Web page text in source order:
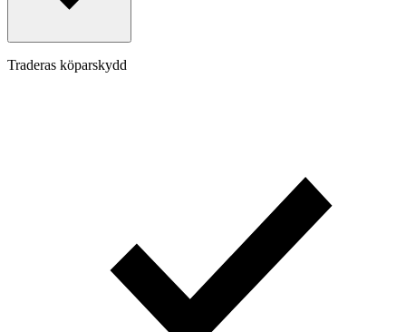
Traderas köparskydd